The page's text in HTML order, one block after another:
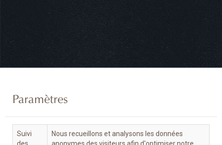
Paramètres
Suivi
des
Nous recueillons et analysons les données
anonymes des visiteurs afin d'optimiser notre